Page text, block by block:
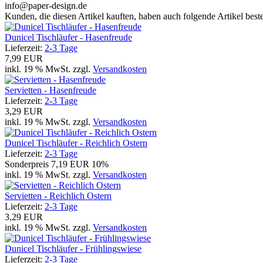
info@paper-design.de
Kunden, die diesen Artikel kauften, haben auch folgende Artikel
Dunicel Tischläufer - Hasenfreude
Lieferzeit: 2-3 Tage
7,99 EUR
inkl. 19 % MwSt. zzgl. Versandkosten
Servietten - Hasenfreude
Lieferzeit: 2-3 Tage
3,29 EUR
inkl. 19 % MwSt. zzgl. Versandkosten
Dunicel Tischläufer - Reichlich Ostern
Lieferzeit: 2-3 Tage
Sonderpreis 7,19 EUR 10%
inkl. 19 % MwSt. zzgl. Versandkosten
Servietten - Reichlich Ostern
Lieferzeit: 2-3 Tage
3,29 EUR
inkl. 19 % MwSt. zzgl. Versandkosten
Dunicel Tischläufer - Frühlingswiese
Lieferzeit: 2-3 Tage